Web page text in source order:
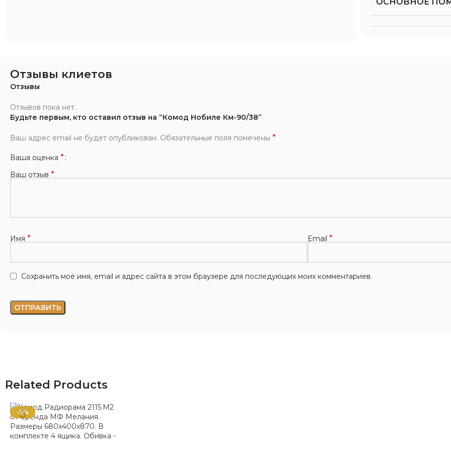
Отзывы клиетов
Отзывы
Отзывов пока нет.
Будьте первым, кто оставил отзыв на “Комод Нобиле Км-90/38”
Ваш адрес email не будет опубликован. Обязательные поля помечены *
Ваша оценка *
Ваш отзыв *
Имя * Email *
Сохранить моё имя, email и адрес сайта в этом браузере для последующих моих комментариев.
Related Products
-5%